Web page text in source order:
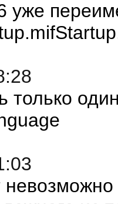
уже
только